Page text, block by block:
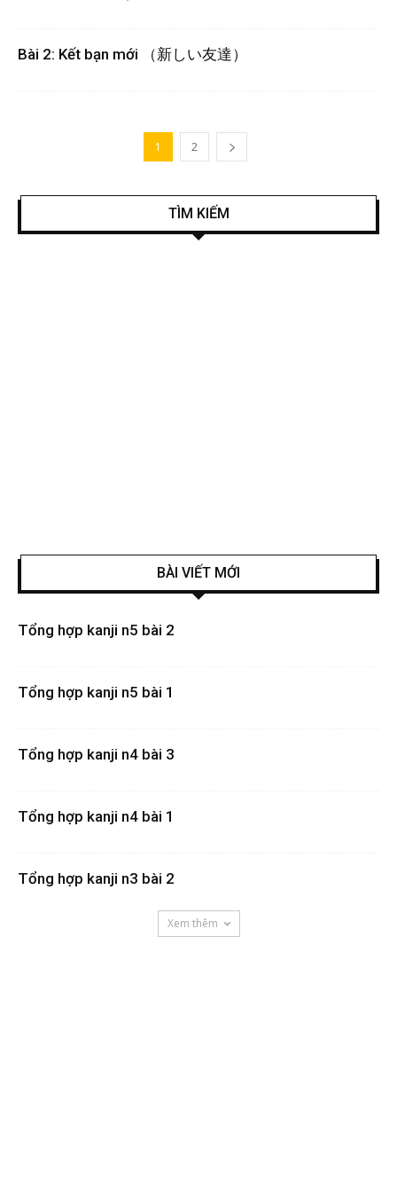
Bài 2: Kết bạn mới （新しい友達）
1 2
TÌM KIẾM
BÀI VIẾT MỚI
Tổng hợp kanji n5 bài 2
Tổng hợp kanji n5 bài 1
Tổng hợp kanji n4 bài 3
Tổng hợp kanji n4 bài 1
Tổng hợp kanji n3 bài 2
Xem thêm